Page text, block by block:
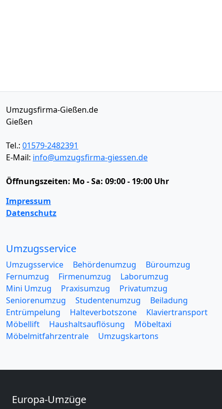
Umzugsfirma-Gießen.de
Gießen
Tel.: 01579-2482391
E-Mail: info@umzugsfirma-giessen.de
Öffnungszeiten: Mo - Sa: 09:00 - 19:00 Uhr
Impressum
Datenschutz
Umzugsservice
Umzugsservice Behördenumzug
Büroumzug
Fernumzug
Firmenumzug
Laborumzug
Mini Umzug
Praxisumzug
Privatumzug
Seniorenumzug
Studentenumzug
Beiladung
Entrümpelung
Halteverbotszone
Klaviertransport
Möbellift
Haushaltsauflösung
Möbeltaxi
Möbelmitfahrzentrale
Umzugskartons
Europa-Umzüge